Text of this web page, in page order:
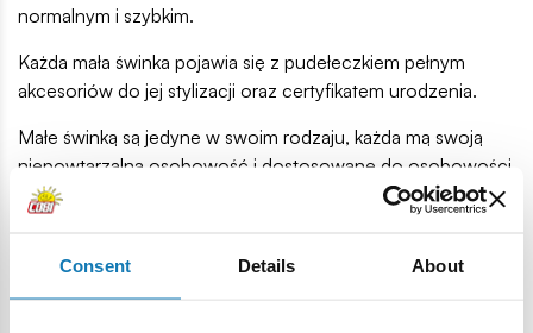
Consent Details About
normalnym i szybkim.
Każda mała świnka pojawia się z pudełeczkiem pełnym
akcesoriów do jej stylizacji oraz certyfikatem urodzenia.
Małe świnką są jedyne w swoim rodzaju, każda mą swoją
niepowtarzalną osobowość i dostosowane do osobowości
akcesoria: Księżniczka, Strojnisia i Rock’n”Roll.